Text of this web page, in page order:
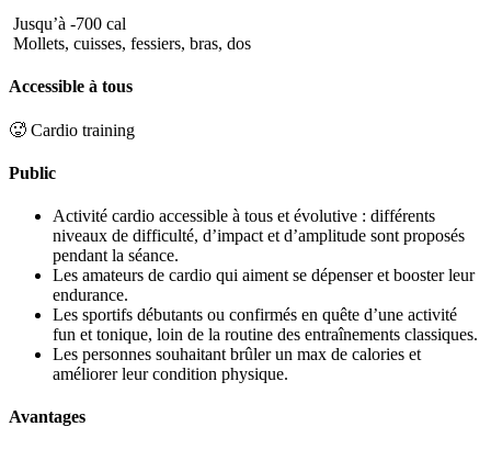
Jusqu’à -700 cal
Mollets, cuisses, fessiers, bras, dos
Accessible à tous
🥵 Cardio training
Public
Activité cardio accessible à tous et évolutive : différents
niveaux de difficulté, d’impact et d’amplitude sont proposés
pendant la séance.
Les amateurs de cardio qui aiment se dépenser et booster leur
endurance.
Les sportifs débutants ou confirmés en quête d’une activité
fun et tonique, loin de la routine des entraînements classiques.
Les personnes souhaitant brûler un max de calories et
améliorer leur condition physique.
Avantages